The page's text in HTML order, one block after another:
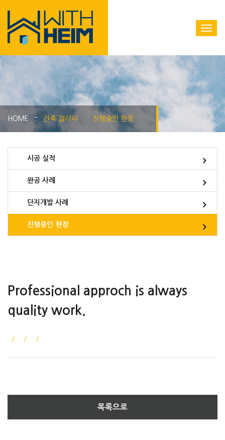
HOME 건축 갤러리 진행중인 현장
시공 실적
완공 사례
단지개발 사례
진행중인 현장
Professional approch is always
quality work.
목록으로